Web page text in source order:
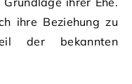
ihre Beziehung zu
der bekannten